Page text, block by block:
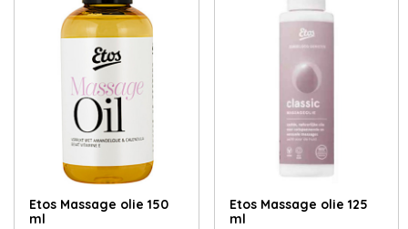
Etos Mas­sa­ge olie 150
ml
Etos Mas­sa­ge olie 125
ml